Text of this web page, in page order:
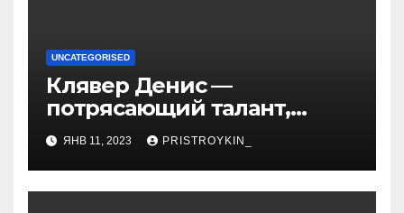
UNCATEGORISED
Клявер Денис —
потрясающий талант,
захватывающий сердца
миллионов слушателей —
узнайте обо всем, что
нужно знать о его
ЯНВ 11, 2023 PRISTROYKIN_